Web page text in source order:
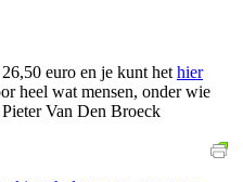
euro en je kunt het hier
heel wat mensen, onder wie
Van Den Broeck